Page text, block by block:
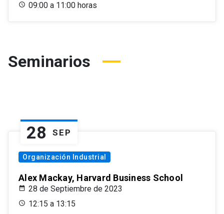
09:00 a 11:00 horas
Seminarios
28 SEP
Organización Industrial
Alex Mackay, Harvard Business School
28 de Septiembre de 2023
12:15 a 13:15